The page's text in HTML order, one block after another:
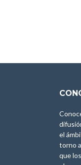
el
torno
que